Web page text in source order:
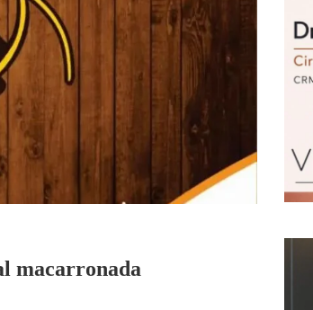
macarronada